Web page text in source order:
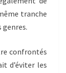
tranche
genres.
confrontés
d’éviter les